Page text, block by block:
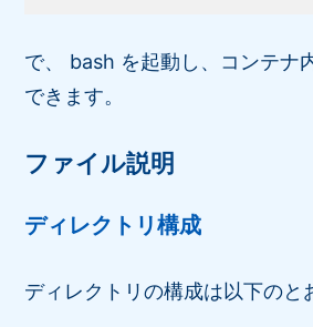
で、 bash を起動し、コンテナ
できます。
ファイル説明
ディレクトリ構成
ディレクトリの構成は以下のと